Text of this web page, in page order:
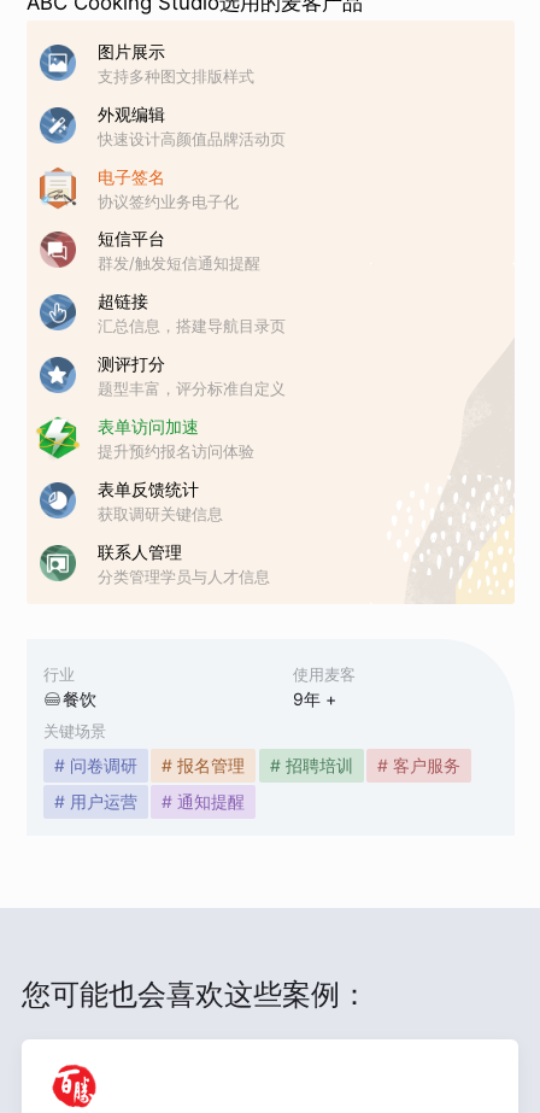
行业
餐饮
使用麦客
9年 +
关键场景
# 问卷调研 # 报名管理 # 招聘培训
# 客户服务
# 用户运营
# 通知提醒
图片展示
支持多种图文排版样式
外观编辑
快速设计高颜值品牌活动页
电子签名
协议签约业务电子化
短信平台
群发/触发短信通知提醒
超链接
汇总信息，搭建导航目录页
测评打分
题型丰富，评分标准自定义
表单访问加速
提升预约报名访问体验
表单反馈统计
获取调研关键信息
联系人管理
分类管理学员与人才信息
您可能也会喜欢这些案例：